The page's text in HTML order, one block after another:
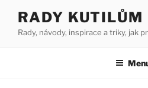
obsahu
RADY KUTILŮM
Rady, návody, inspirace a triky, jak